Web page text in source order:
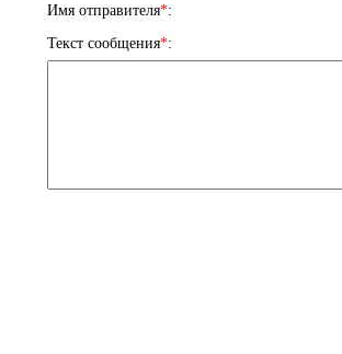
Имя отправителя*:
Текст сообщения*: